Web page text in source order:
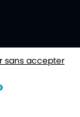
sans accepter